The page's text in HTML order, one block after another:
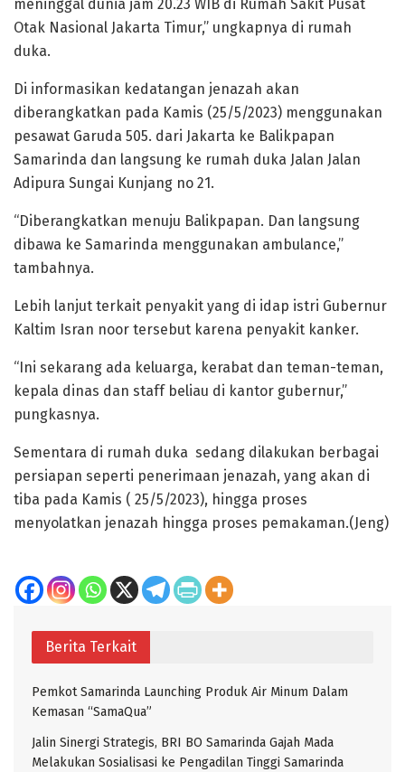
meninggal dunia jam 20.23 WIB di Rumah Sakit Pusat
Otak Nasional Jakarta Timur,” ungkapnya di rumah
duka.
Di informasikan kedatangan jenazah akan
diberangkatkan pada Kamis (25/5/2023) menggunakan
pesawat Garuda 505. dari Jakarta ke Balikpapan
Samarinda dan langsung ke rumah duka Jalan Jalan
Adipura Sungai Kunjang no 21.
“Diberangkatkan menuju Balikpapan. Dan langsung
dibawa ke Samarinda menggunakan ambulance,”
tambahnya.
Lebih lanjut terkait penyakit yang di idap istri Gubernur
Kaltim Isran noor tersebut karena penyakit kanker.
“Ini sekarang ada keluarga, kerabat dan teman-teman,
kepala dinas dan staff beliau di kantor gubernur,”
pungkasnya.
Sementara di rumah duka sedang dilakukan berbagai
persiapan seperti penerimaan jenazah, yang akan di
tiba pada Kamis ( 25/5/2023), hingga proses
menyolatkan jenazah hingga proses pemakaman.(Jeng)
Berita Terkait
Pemkot Samarinda Launching Produk Air Minum Dalam
Kemasan “SamaQua”
Jalin Sinergi Strategis, BRI BO Samarinda Gajah Mada
Melakukan Sosialisasi ke Pengadilan Tinggi Samarinda